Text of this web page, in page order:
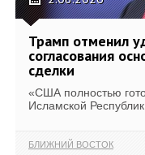
Трамп отменил
согласования
сделки
«США полностью
Исламской
БЛИЖНИЙ ВОСТОК